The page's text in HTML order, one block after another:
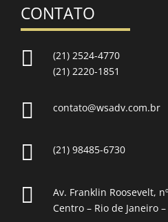
CONTATO

(21) 2524-4770
(21) 2220-1851
 contato@wsadv.com.br
 (21) 98485-6730

Av. Franklin Roosevelt,
Centro – Rio de Janeiro